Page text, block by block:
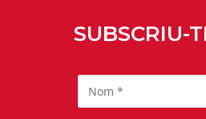
SUBSCRIU-